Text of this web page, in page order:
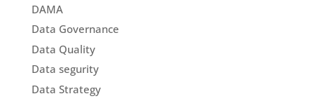
DAMA
Data Governance
Data Quality
Data segurity
Data Strategy